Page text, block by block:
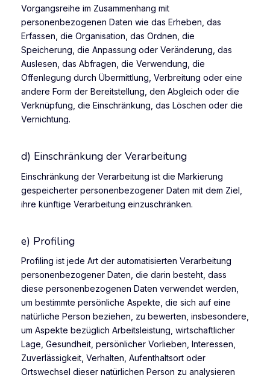
Vorgangsreihe im Zusammenhang mit
personenbezogenen Daten wie das Erheben, das
Erfassen, die Organisation, das Ordnen, die
Speicherung, die Anpassung oder Veränderung, das
Auslesen, das Abfragen, die Verwendung, die
Offenlegung durch Übermittlung, Verbreitung oder eine
andere Form der Bereitstellung, den Abgleich oder die
Verknüpfung, die Einschränkung, das Löschen oder die
Vernichtung.
d) Einschränkung der Verarbeitung
Einschränkung der Verarbeitung ist die Markierung
gespeicherter personenbezogener Daten mit dem Ziel,
ihre künftige Verarbeitung einzuschränken.
e) Profiling
Profiling ist jede Art der automatisierten Verarbeitung
personenbezogener Daten, die darin besteht, dass
diese personenbezogenen Daten verwendet werden,
um bestimmte persönliche Aspekte, die sich auf eine
natürliche Person beziehen, zu bewerten, insbesondere,
um Aspekte bezüglich Arbeitsleistung, wirtschaftlicher
Lage, Gesundheit, persönlicher Vorlieben, Interessen,
Zuverlässigkeit, Verhalten, Aufenthaltsort oder
Ortswechsel dieser natürlichen Person zu analysieren